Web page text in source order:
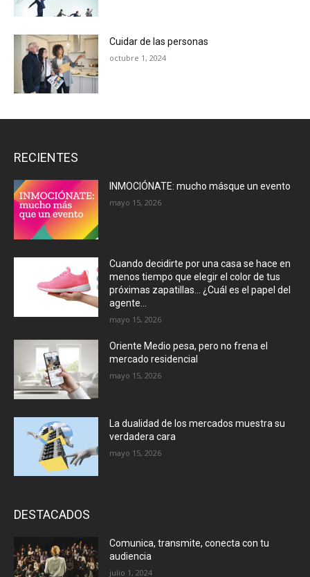
Cuidar de las personas
octubre 1, 2024
RECIENTES
INMOCIÓNATE: mucho másque un evento
mayo 15, 2026
Cuando decidirte por una casa se hace en
menos tiempo que elegir el color de tus
próximas zapatillas… ¿Cuál es el papel del
agente...
mayo 15, 2026
Oriente Medio pesa, pero no frena el
mercado residencial
mayo 15, 2026
La dualidad de los mercados muestra su
verdadera cara
mayo 15, 2026
DESTACADOS
Comunica, transmite, conecta con tu
audiencia
julio 1, 2024